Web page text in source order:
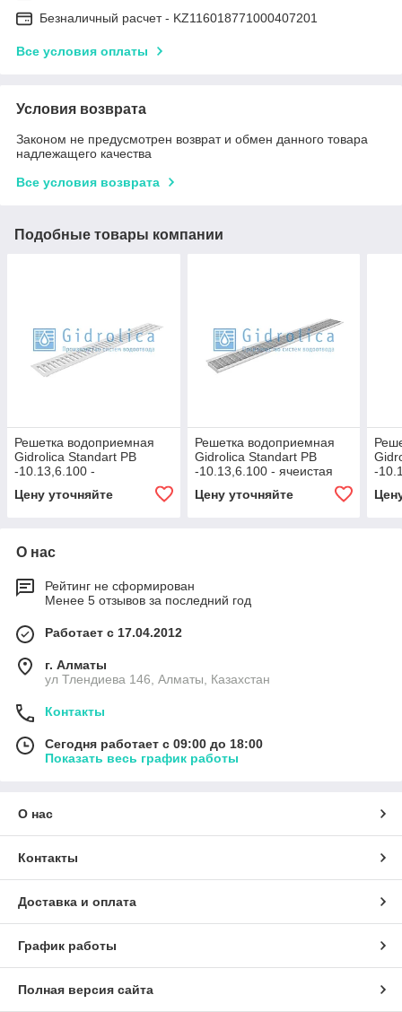
Безналичный расчет - KZ116018771000407201
Все условия оплаты
Условия возврата
Законом не предусмотрен возврат и обмен данного товара
надлежащего качества
Все условия возврата
Подобные товары компании
Решетка водоприемная
Gidrolica Standart РВ
-10.13,6.100 -
штампованная стальная
оцинкованная, кл. А15
Цену уточняйте
Решетка водоприемная
Gidrolica Standart РВ
-10.13,6.100 - ячеистая
стальная оцинкованная,
кл. В125
Цену уточняйте
-
О нас
Рейтинг не сформирован
Менее 5 отзывов за последний год
Работает с 17.04.2012
г. Алматы
ул Тлендиева 146, Алматы, Казахстан
Контакты
Сегодня работает с 09:00 до 18:00
Показать весь график работы
О нас
Контакты
Доставка и оплата
График работы
Полная версия сайта